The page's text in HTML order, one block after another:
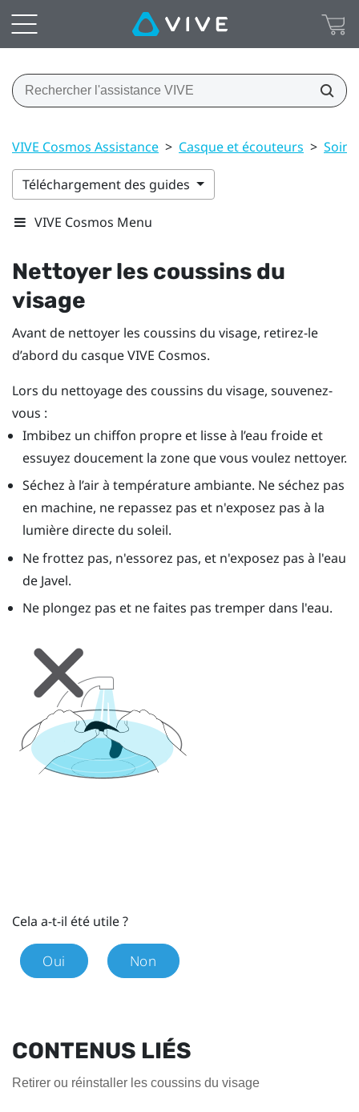
VIVE Cosmos Assistance > Casque et écouteurs > Soin
Téléchargement des guides
VIVE Cosmos Menu
Nettoyer les coussins du
visage
Avant de nettoyer les coussins du visage, retirez-le
d’abord du casqueVIVE Cosmos.
Lors du nettoyage des coussins du visage, souvenez-
vous :
Imbibez un chiffon propre et lisse à l’eau froide et
essuyez doucement la zone que vous voulez nettoyer.
Séchez à l’air à température ambiante. Ne séchez pas
en machine, ne repassez pas et n'exposez pas à la
lumière directe du soleil.
Ne frottez pas, n'essorez pas, et n'exposez pas à l'eau
de Javel.
Ne plongez pas et ne faites pas tremper dans l'eau.
Cela a-t-il été utile ?
Oui Non
CONTENUS LIÉS
Retirer ou réinstaller les coussins du visage